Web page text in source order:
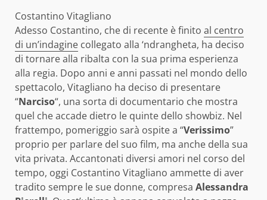
Costantino Vitagliano
Adesso Costantino, che di recente è finito al centro
di un’indagine collegato alla ‘ndrangheta, ha deciso
di tornare alla ribalta con la sua prima esperienza
alla regia. Dopo anni e anni passati nel mondo dello
spettacolo, Vitagliano ha deciso di presentare
“Narciso“, una sorta di documentario che mostra
quel che accade dietro le quinte dello showbiz. Nel
frattempo, pomeriggio sarà ospite a “Verissimo”
proprio per parlare del suo film, ma anche della sua
vita privata. Accantonati diversi amori nel corso del
tempo, oggi Costantino Vitagliano ammette di aver
tradito sempre le sue donne, compresa Alessandra